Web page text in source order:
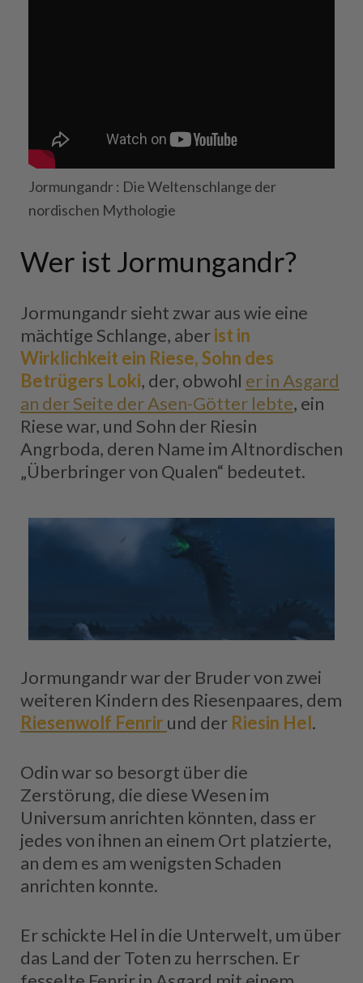
Jormungandr : Die Weltenschlange der
nordischen Mythologie
Wer ist Jormungandr?
Jormungandr sieht zwar aus wie eine
mächtige Schlange, aberist in
Wirklichkeit ein Riese, Sohn des
Betrügers Loki, der, obwohl er in Asgard
an der Seite der Asen-Götter lebte, ein
Riese war, und Sohn der Riesin
Angrboda, deren Name im Altnordischen
„Überbringer von Qualen“ bedeutet.
Jormungandr war der Bruder von zwei
weiteren Kindern des Riesenpaares, dem
Riesenwolf Fenrir und der Riesin Hel.
Odin war so besorgt über die
Zerstörung, die diese Wesen im
Universum anrichten könnten, dass er
jedes von ihnen an einem Ort platzierte,
an dem es am wenigsten Schaden
anrichten konnte.
Er schickte Hel in die Unterwelt, um über
das Land der Toten zu herrschen. Er